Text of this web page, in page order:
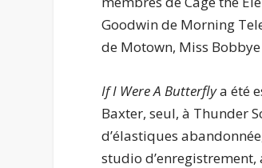
Goodwin de Morning
de Motown, Miss
If I Were A Butterflya été
Baxter, seul, à Thunder
d’élastiques
studio d’enregistrement,